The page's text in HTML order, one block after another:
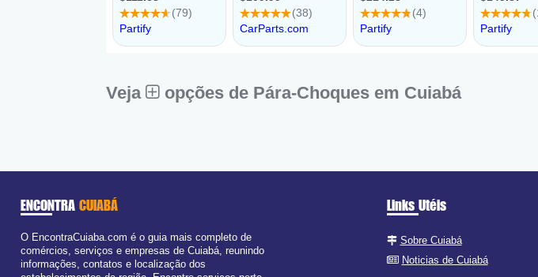
Veja opções de Pára-Choques em Cuiabá
ENCONTRA CUIABÁ
O EncontraCuiaba.com é o guia mais completo de
comércios, serviços e empresas de Cuiabá, reunindo
informações, contatos e localização dos
Links Utéis
Sobre Cuiabá
Noticias de Cuiabá